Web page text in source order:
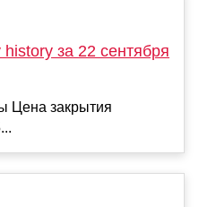
за 22 сентября
Цена закрытия